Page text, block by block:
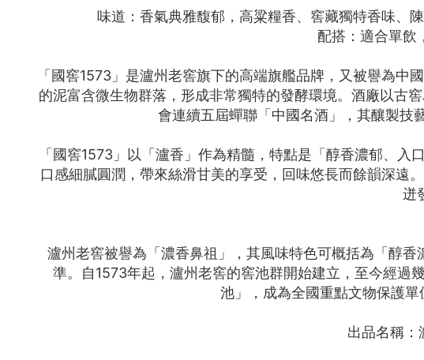
味道：香氣典雅馥郁，高粱糧香、窖藏獨特香味、
配搭：適合單飲
「國窖1573」是瀘州老窖旗下的高端旗艦品牌，又被譽為
的泥富含微生物群落，形成非常獨特的發酵環境。酒廠以古
會連續五屆蟬聯「中國名酒」，其釀製技
「國窖1573」以「瀘香」作為精髓，特點是「醇香濃郁、
口感細膩圓潤，帶來絲滑甘美的享受，回味悠長而餘韻深遠
迸
瀘州老窖被譽為「濃香鼻祖」，其風味特色可概括為「醇
準。自1573年起，瀘州老窖的窖池群開始建立，至今經過
池」，成為全國重點文物保護
出品名稱